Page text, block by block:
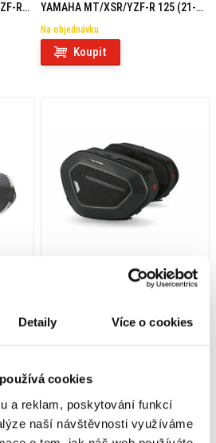
Detaily Více o cookies
cookies
a reklam, poskytování funkcí
naší návštěvnosti využíváme
R
YAMAHA MT/XSR/YZF-R 125 (21-
Na objednávku
Koupit
XSR
SW MOTECH PRO BLAZE H BOČNÉ
TAŠKY YAMAHA MT-125 (19-)
Koupit